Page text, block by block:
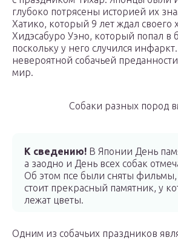
глубоко потрясены историей их
Хатико, который 9 лет ждал своего
Хидэсабуро Уэно, который попал в
поскольку у него случился
невероятной собачьей
мир.
Собаки разных пород
К сведению! В Японии День
а заодно и День всех собак
Об этом псе были сняты фильмы,
стоит прекрасный памятник, у
лежат цветы.
Одним из собачьих праздников